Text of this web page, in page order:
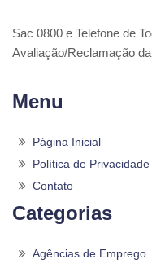
Sac 0800 e Telefone de
Avaliação/Reclamação
Menu
Página Inicial
Política de Privacidade
Contato
Categorias
Agências de Emprego